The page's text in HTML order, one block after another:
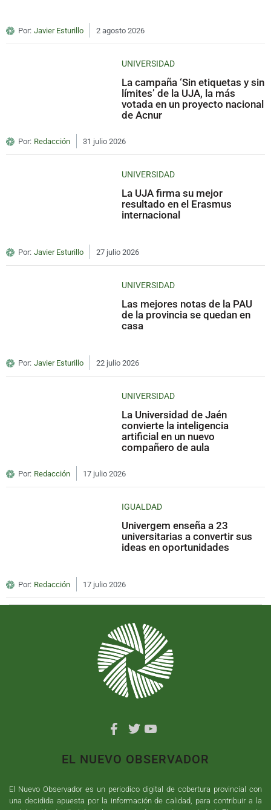
Por: Javier Esturillo 2 agosto 2026
UNIVERSIDAD
La campaña ‘Sin etiquetas y sin
límites’ de la UJA, la más
votada en un proyecto nacional
de Acnur
Por: Redacción 31 julio 2026
UNIVERSIDAD
La UJA firma su mejor
resultado en el Erasmus
internacional
Por: Javier Esturillo 27 julio 2026
UNIVERSIDAD
Las mejores notas de la PAU
de la provincia se quedan en
casa
Por: Javier Esturillo 22 julio 2026
UNIVERSIDAD
La Universidad de Jaén
convierte la inteligencia
artificial en un nuevo
compañero de aula
Por: Redacción 17 julio 2026
IGUALDAD
Univergem enseña a 23
universitarias a convertir sus
ideas en oportunidades
Por: Redacción 17 julio 2026
EL NUEVO OBSERVADOR
El Nuevo Observador es un periodico digital de cobertura provincial con
una decidida apuesta por la información de calidad, para contribuir a la